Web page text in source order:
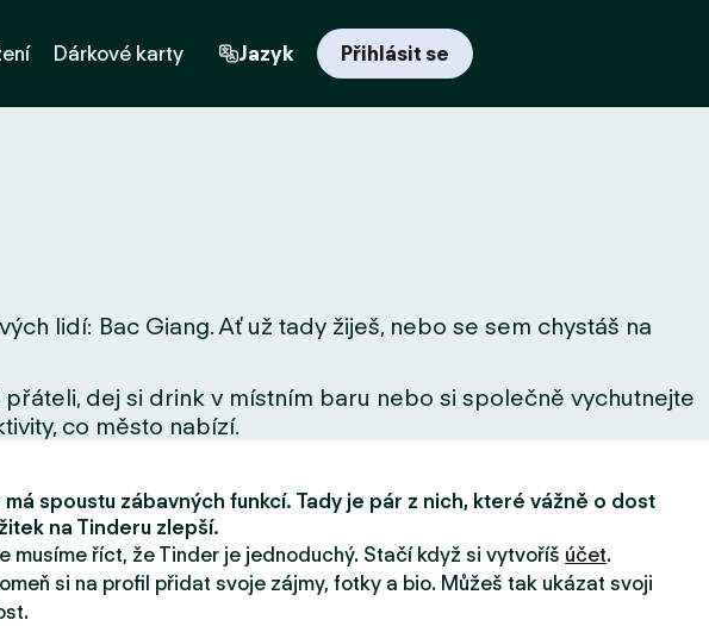
Dárkové karty Jazyk Přihlásit se
lidí: Bac Giang. Ať už tady žiješ, nebo se sem chystáš na
dej si drink v místním baru nebo si společně vychutnejte
co město nabízí.
spoustu zábavných funkcí. Tady je pár z nich, které vážně o dost
na Tinderu zlepší.
musíme říct, že Tinder je jednoduchý. Stačí když si vytvoříš účet.
si na profil přidat svoje zájmy, fotky a bio. Můžeš tak ukázat svoji